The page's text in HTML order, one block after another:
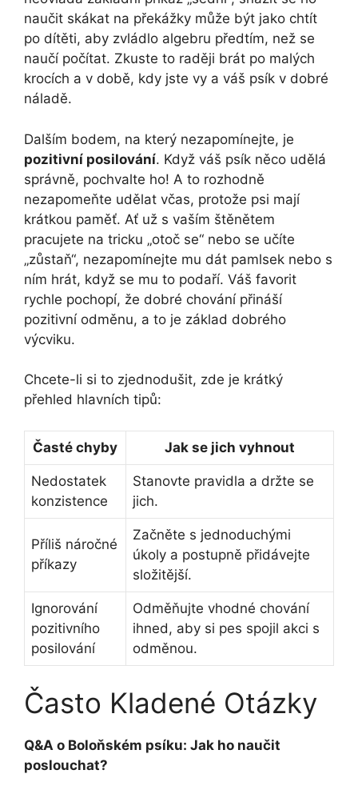
naučit skákat na překážky může být jako chtít
po dítěti, aby zvládlo algebru předtím, než se
naučí počítat. Zkuste to raději brát po malých
krocích a v době, kdy jste vy a váš psík v dobré
náladě.
Dalším bodem, na který nezapomínejte, je
pozitivní posilování. Když váš psík něco udělá
správně, pochvalte ho! A to rozhodně
nezapomeňte udělat včas, protože psi mají
krátkou paměť. Ať už s vaším štěnětem
pracujete na tricku „otoč se“ nebo se učíte
„zůstaň“, nezapomínejte mu dát pamlsek nebo s
ním hrát, když se mu to podaří. Váš favorit
rychle pochopí, že dobré chování přináší
pozitivní odměnu, a to je základ dobrého
výcviku.
Chcete-li si to zjednodušit, zde je krátký
přehled hlavních tipů:
Časté chyby Jak se jich vyhnout
Nedostatek
konzistence
Stanovte pravidla a držte se
jich.
Příliš náročné
příkazy
Začněte s jednoduchými
úkoly a postupně přidávejte
složitější.
Ignorování
pozitivního
posilování
Odměňujte vhodné chování
ihned, aby si pes spojil akci s
odměnou.
Často Kladené Otázky
Q&A o Boloňském psíku: Jak ho naučit
poslouchat?